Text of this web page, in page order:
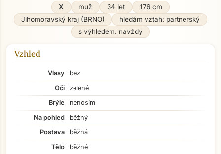
X muž 34 let
176 cm
Jihomoravský kraj (BRNO)
hledám vztah: partnerský
s výhledem: navždy
Vzhled
Vlasy
bez
Oči
zelené
Brýle
nenosím
Na pohled
běžný
Postava
běžná
Tělo
běžné